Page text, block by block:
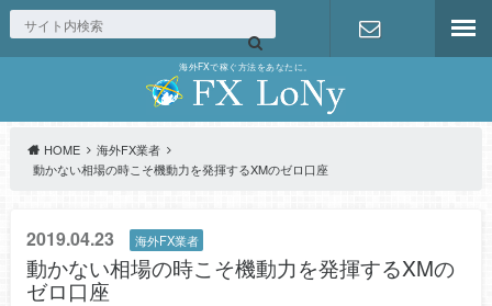
海外FXで稼ぐ方法をあなたに。
お問い合わ
HOME
海外FX業者
動かない相場の時こそ機動力を発揮するXMのゼロ口座
2019.04.23 海外FX業者
動かない相場の時こそ機動力を発揮するXMの
ゼロ口座